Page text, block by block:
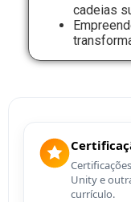
cadeias
Unity e
currículo.